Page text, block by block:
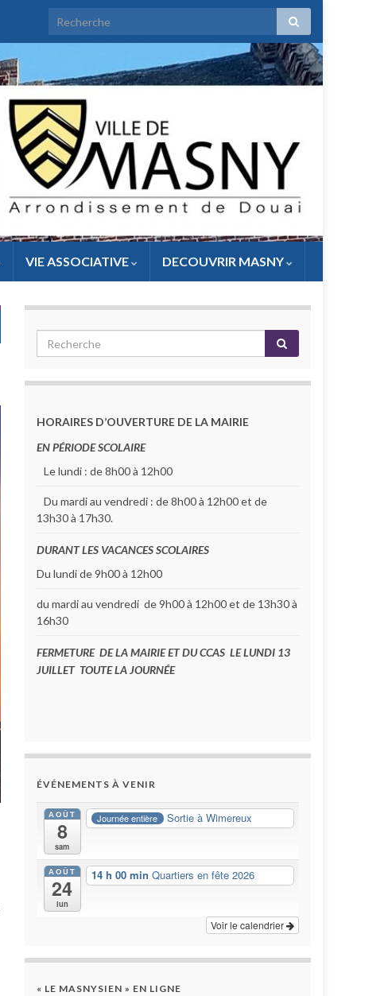
VIE ASSOCIATIVE DECOUVRIR MASNY
HORAIRES D’OUVERTURE DE LA MAIRIE
EN PÉRIODE SCOLAIRE
Le lundi : de 8h00 à 12h00
Du mardi au vendredi : de 8h00 à 12h00 et de
13h30 à 17h30.
DURANT LES VACANCES SCOLAIRES
Du lundi de 9h00 à 12h00
du mardi au vendredi de 9h00 à 12h00 et de 13h30 à
16h30
FERMETURE DE LA MAIRIE ET DU CCAS LE LUNDI 13
JUILLET TOUTE LA JOURNÉE
ÉVÉNEMENTS À VENIR
AOÛT
8
sam
Journée entière Sortie à Wimereux
AOÛT
24
lun
14 h 00 min Quartiers en fête 2026
Voir le calendrier
« LE MASNYSIEN » EN LIGNE